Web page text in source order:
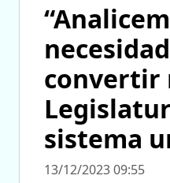
convertir
sistema
13/12/2023 09:55